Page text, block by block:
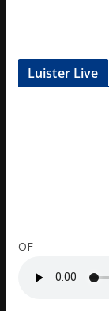
Luister Live
OF